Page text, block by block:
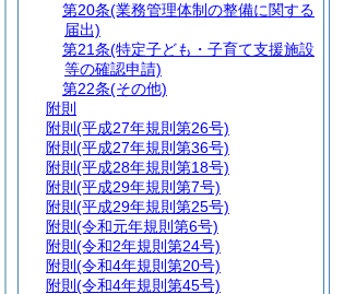
第20条(業務管理体制の整備に関する
届出)
第21条(特定子ども・子育て支援施設
等の確認申請)
第22条(その他)
附則
附則 (平成27年規則第26号)
附則 (平成27年規則第36号)
附則 (平成28年規則第18号)
附則 (平成29年規則第7号)
附則 (平成29年規則第25号)
附則 (令和元年規則第6号)
附則 (令和2年規則第24号)
附則 (令和4年規則第20号)
附則 (令和4年規則第45号)